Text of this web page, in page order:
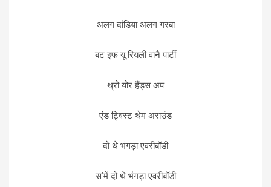
अलग दांडिया अलग गरबा
बट इफ यू रियली वांनै पार्टी
थ्रो योर हैंड्स अप
एंड ट्विस्ट थेम अराउंड
दो थे भंगड़ा एवरीबॉडी
स’में दो थे भंगड़ा एवरीबॉडी